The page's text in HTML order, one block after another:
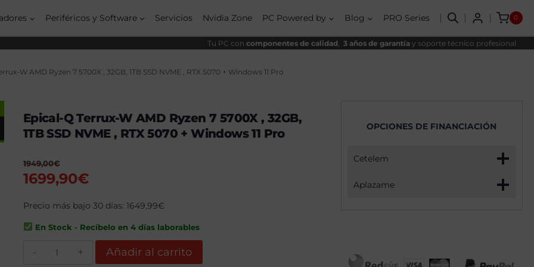
Periféricos y Software Servicios Nvidia Zone PC Powered by Blog PRO Series 0
Tu PC con componentes de calidad, 3 años de garantía y soporte técnico profesional
W AMD Ryzen 7 5700X , 32GB, 1TB SSD NVME , RTX 5070 + Windows 11 Pro
Epical-Q Terrux-W AMD Ryzen 7 5700X , 32GB,
1TB SSD NVME , RTX 5070 + Windows 11 Pro
1949,00€
El
original
era:
1699,90€El
actual
es:
1699,90€.
Precio más bajo 30 días: 1649,99€
En Stock - Recíbelo en 4 días laborables
Añadir al carrito
OPCIONES DE FINANCIACIÓN
Cetelem
Aplazame
era:
1949,00€.
es:
1699,90€.
Ryzen
5700X
,
Pro